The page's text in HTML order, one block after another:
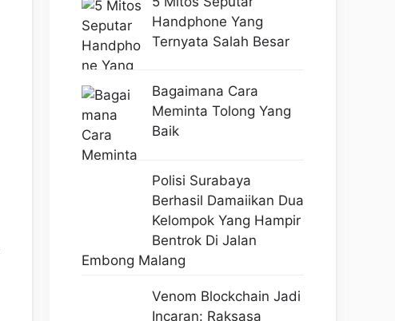
Handphone Yang
Ternyata Salah Besar
Bagaimana Cara
Meminta Tolong Yang
Baik
Polisi Surabaya
Berhasil Damaiikan Dua
Kelompok Yang Hampir
Bentrok Di Jalan
Embong Malang
Venom Blockchain Jadi
Incaran: Raksasa